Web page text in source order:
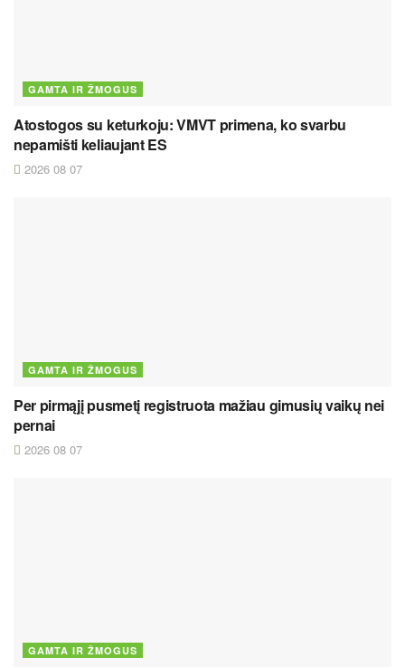
GAMTA IR ŽMOGUS
Atostogos su keturkoju: VMVT primena, ko svarbu
nepamišti keliaujant ES
2026 08 07
GAMTA IR ŽMOGUS
Per pirmąjį pusmetį registruota mažiau gimusių vaikų nei
pernai
2026 08 07
GAMTA IR ŽMOGUS